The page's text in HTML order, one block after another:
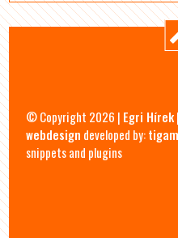
© Copyright 2026 | Egri Hírek
webdesign developed by:
snippets and plugins